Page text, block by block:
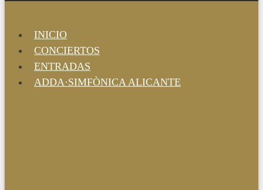
INICIO
CONCIERTOS
ENTRADAS
ADDA·SIMFÒNICA ALICANTE